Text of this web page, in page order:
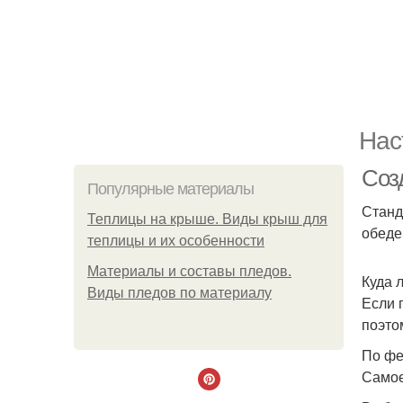
Популярные материалы
Теплицы на крыше. Виды крыш для
теплицы и их особенности
Материалы и составы пледов.
Виды пледов по материалу
Куда
Если
По